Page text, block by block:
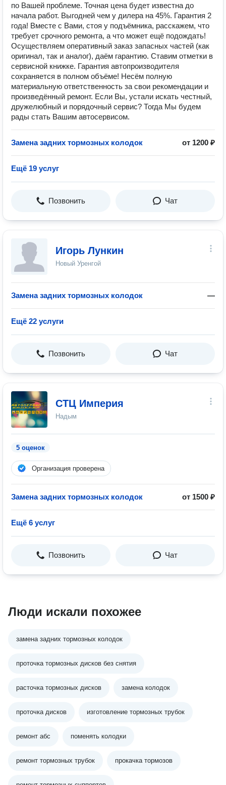
по Вашей проблеме. Точная цена будет известна до
начала работ. Выгодней чем у дилера на 45%. Гарантия 2
года! Вместе с Вами, стоя у подъёмника, расскажем, что
требует срочного ремонта, а что может ещё подождать!
Осуществляем оперативный заказ запасных частей (как
оригинал, так и аналог), даём гарантию. Ставим отметки в
сервисной книжке. Гарантия автопроизводителя
сохраняется в полном объёме! Несём полную
материальную ответственность за свои рекомендации и
произведённый ремонт. Если Вы, устали искать честный,
дружелюбный и порядочный сервис? Тогда Мы будем
рады стать Вашим автосервисом.
Замена задних тормозных колодок от 1200 ₽
Ещё 19 услуг
Позвонить Чат
Игорь Лункин
Новый Уренгой
Замена задних тормозных колодок —
Ещё 22 услуги
Позвонить Чат
СТЦ Империя
Надым
5 оценок
Организация проверена
Замена задних тормозных колодок от 1500 ₽
Ещё 6 услуг
Позвонить Чат
Люди искали похожее
замена задних тормозных колодок
проточка тормозных дисков без снятия
расточка тормозных дисков замена колодок
проточка дисков изготовление тормозных трубок
ремонт абс поменять колодки
ремонт тормозных трубок прокачка тормозов